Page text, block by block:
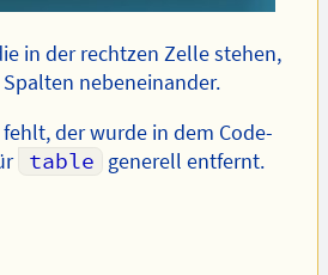
in der rechtzen Zelle stehen,
nebeneinander.
der wurde in dem Code-
table generell entfernt.